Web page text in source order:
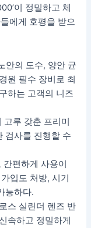
이 정밀하고 체
에게 호평을 받으
안의 도수, 양안 균
원 필수 장비로 최
하는 고객의 니즈
루 갖춘 프리미
검사를 진행할 수
편하게 사용이
입도 처방, 시기
능하다.
스 실린더 렌즈 반
속하고 정밀하게